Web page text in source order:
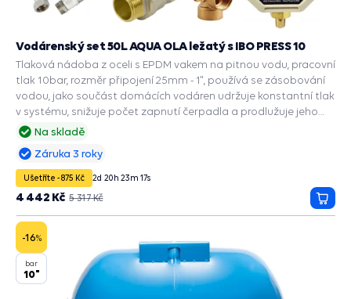
Na skladě
Vodárenský set 50L AQUA OLA ležatý s IBO PRESS 10
Tlaková nádoba z oceli s EPDM vakem na pitnou vodu, pracovní
tlak 10bar, rozměr připojení 25mm - 1", používá se zásobování
vodou, jako součást domácích vodáren udržuje konstantní tlak
v systému, snižuje počet zapnutí čerpadla a prodlužuje jeho
životnost, zabudované příslušenství a ochranné funkce: PRESS
Manometr, Ochrana chodu na sucho, Ochrana proti přetížení,
Ochrana proti vodnímu rázu.
Záruka 3 roky
Ušetříte -875 Kč 2d 20h 23m 16s
5 317 Kč
4 442 Kč
do
-16%
bar
10"